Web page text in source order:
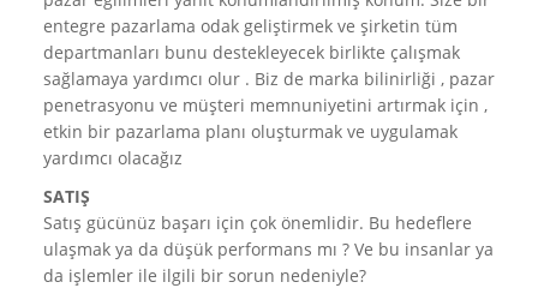
Danışmanlık Hizmetleri
Koçluk
Eğitimler
Diğer
Paydaşlarımız-İş Ortaklarımız
Egeus
IMC - Integral Management Consulting
Ebiltem
entegre pazarlama odak geliştirmek ve şirketin tüm
departmanları bunu destekleyecek birlikte çalışmak
sağlamaya yardımcı olur . Biz de marka bilinirliği , pazar
penetrasyonu ve müşteri memnuniyetini artırmak için ,
etkin bir pazarlama planı oluşturmak ve uygulamak
yardımcı olacağız
SATIŞ
Satış gücünüz başarı için çok önemlidir. Bu hedeflere
ulaşmak ya da düşük performans mı ? Ve bu insanlar ya
da işlemler ile ilgili bir sorun nedeniyle?